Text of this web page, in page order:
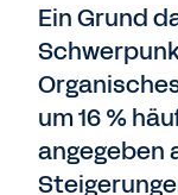
Ein Grund
um 16 %
angegeben